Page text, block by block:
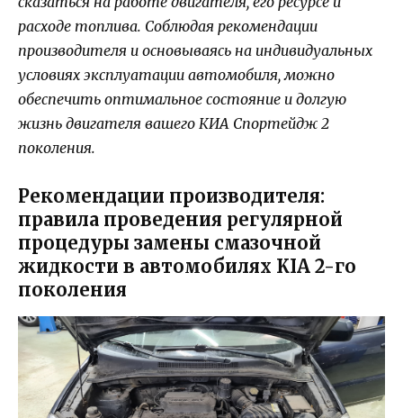
расходе топлива. Соблюдая рекомендации
производителя и основываясь на индивидуальных
условиях эксплуатации автомобиля, можно
обеспечить оптимальное состояние и долгую
жизнь двигателя вашего КИА Спортейдж 2
поколения.
Рекомендации производителя:
правила проведения регулярной
процедуры замены смазочной
жидкости в автомобилях KIA 2-го
поколения